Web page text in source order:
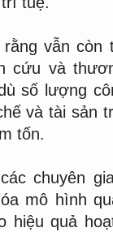
vẫn còn
cứu và
số lượng
và tài sản
tốn.
chuyên
mô hình
hiệu quả